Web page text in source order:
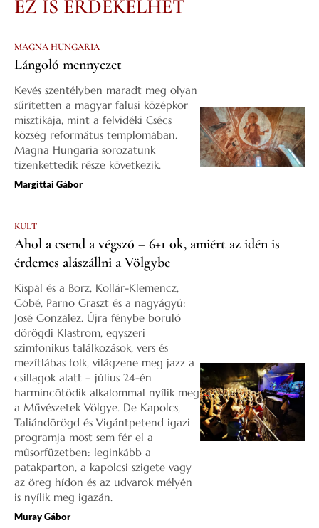
EZ IS ÉRDEKELHET
MAGNA HUNGARIA
Lángoló mennyezet
Kevés szentélyben maradt meg olyan
sűrítetten a magyar falusi középkor
misztikája, mint a felvidéki Csécs
község református templomában.
Magna Hungaria sorozatunk
tizenkettedik része következik.
Margittai Gábor
KULT
Ahol a csend a végszó – 6+1 ok, amiért az idén is
érdemes alászállni a Völgybe
Kispál és a Borz, Kollár-Klemencz,
Góbé, Parno Graszt és a nagyágyú:
José González. Újra fénybe boruló
dörögdi Klastrom, egyszeri
szimfonikus találkozások, vers és
mezítlábas folk, világzene meg jazz a
csillagok alatt – július 24-én
harmincötödik alkalommal nyílik meg
a Művészetek Völgye. De Kapolcs,
Taliándörögd és Vigántpetend igazi
programja most sem fér el a
műsorfüzetben: leginkább a
patakparton, a kapolcsi szigete vagy
az öreg hídon és az udvarok mélyén
is nyílik meg igazán.
Muray Gábor